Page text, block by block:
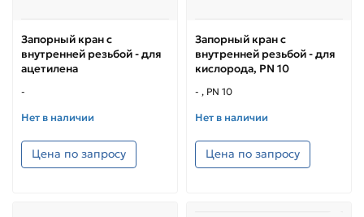
Запорный кран с
внутренней резьбой - для
ацетилена
-
Нет в наличии
Цена по запросу
Запорный кран с
внутренней резьбой - для
кислорода, PN 10
- , PN 10
Нет в наличии
Цена по запросу